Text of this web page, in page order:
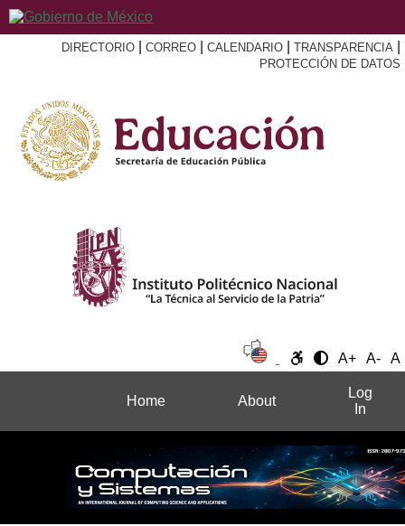
DIRECTORIO CORREO CALENDARIO TRANSPARENCIA
PROTECCIÓN DE DATOS
A+ A- A
Home About
Log
In